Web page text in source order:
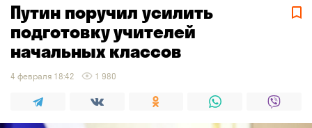
Путин поручил усилить
подготовку учителей
начальных классов
4 февраля 18:42 1 980